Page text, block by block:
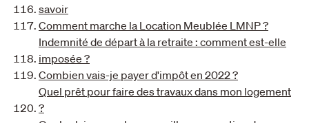
savoir
Comment marche la Location Meublée LMNP ?
Indemnité de départ à la retraite : comment est-elle
imposée ?
Combien vais-je payer d'impôt en 2022 ?
Quel prêt pour faire des travaux dans mon logement
?